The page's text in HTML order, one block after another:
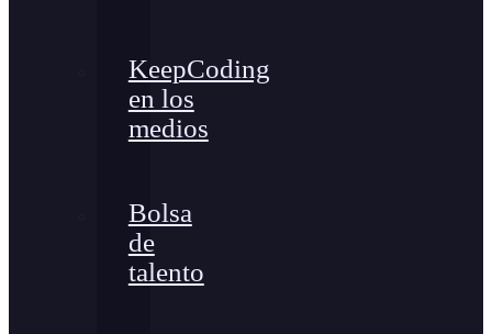
KeepCoding
en los
medios
Bolsa
de
talento